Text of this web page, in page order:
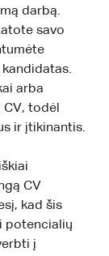
darbą.
savo
arba
todėl
ir įtikinantis.
CV
kad šis
potencialių
į